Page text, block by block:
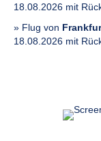
18.08.2026 mit
» Flug von
18.08.2026 mit